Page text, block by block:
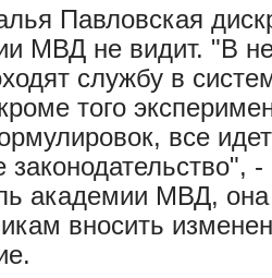
Павловская
МВД не видит. "В
службу в
того
все
-
академии МВД, она
вносить